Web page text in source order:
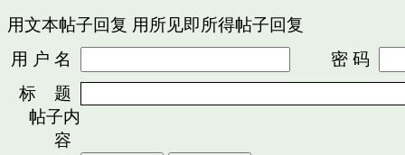
用文本帖子回复 用所见即所得帖子回复
用 户 名
密 码
标 题
帖子内
容